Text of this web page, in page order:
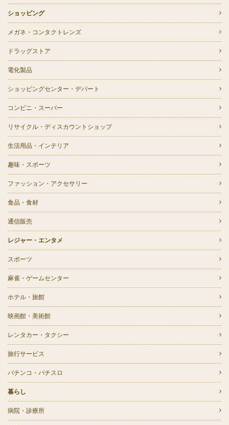
ショッピング
メガネ・コンタクトレンズ
ドラッグストア
電化製品
ショッピングセンター・デパート
コンビニ・スーパー
リサイクル・ディスカウントショップ
生活用品・インテリア
趣味・スポーツ
ファッション・アクセサリー
食品・食材
通信販売
レジャー・エンタメ
スポーツ
麻雀・ゲームセンター
ホテル・旅館
映画館・美術館
レンタカー・タクシー
旅行サービス
パチンコ・パチスロ
暮らし
病院・診療所